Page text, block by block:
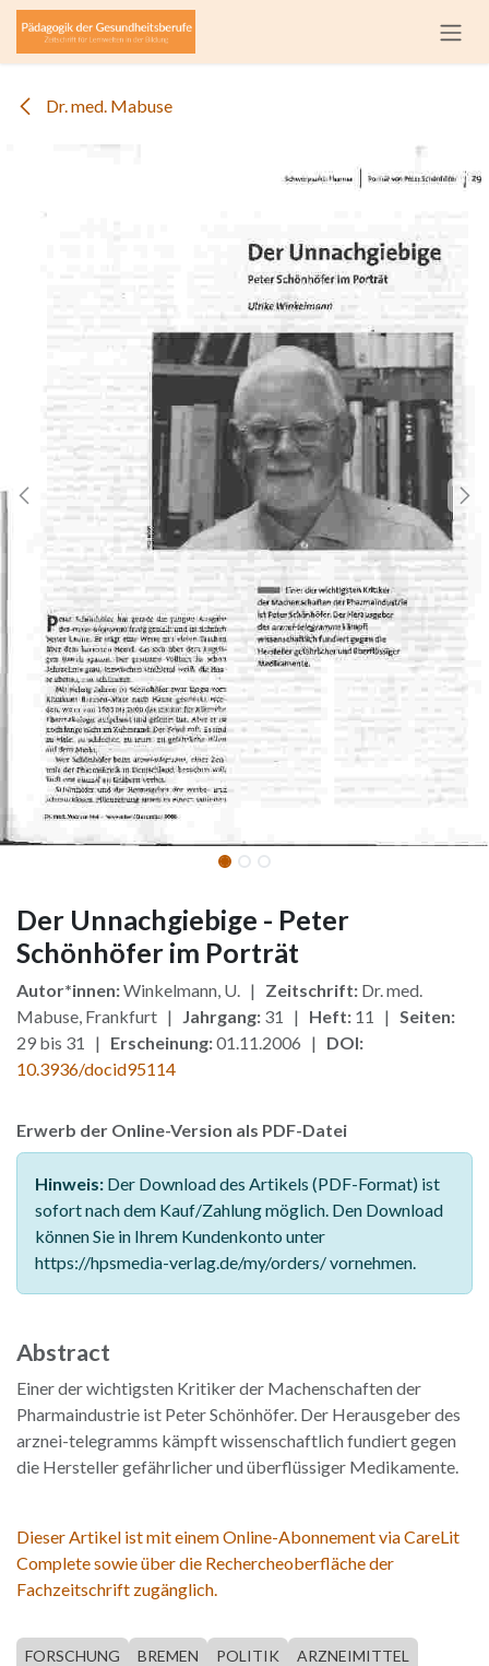
Zum Inhalt springen
Dr. med. Mabuse
Der Unnachgiebige - Peter
Schönhöfer im Porträt
Autor*innen:Winkelmann, U. | Zeitschrift: Dr. med.
Mabuse, Frankfurt |
Jahrgang: 31 | Heft: 11 | Seiten:
29 bis 31 | Erscheinung:01.11.2006 | DOI:
10.3936/docid95114
Erwerb der Online-Version als PDF-Datei
Hinweis: Der Download des Artikels (PDF-Format) ist
sofort nach dem Kauf/Zahlung möglich. Den Download
können Sie in Ihrem Kundenkonto unter
https://hpsmedia-verlag.de/my/orders/ vornehmen.
Abstract
Einer der wichtigsten Kritiker der Machenschaften der
Pharmaindustrie ist Peter Schönhöfer. Der Herausgeber des
arznei-telegramms kämpft wissenschaftlich fundiert gegen
die Hersteller gefährlicher und überflüssiger Medikamente.
Dieser Artikel ist mit einem Online-Abonnement via CareLit
Complete sowie über die Rechercheoberfläche der
Fachzeitschrift zugänglich.
FORSCHUNG BREMEN POLITIK
ARZNEIMITTEL